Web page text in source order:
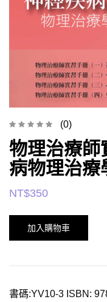
(0)
物理治療師
病物理治療
NT$350
加入購物車
書碼:YV10-3 ISBN: